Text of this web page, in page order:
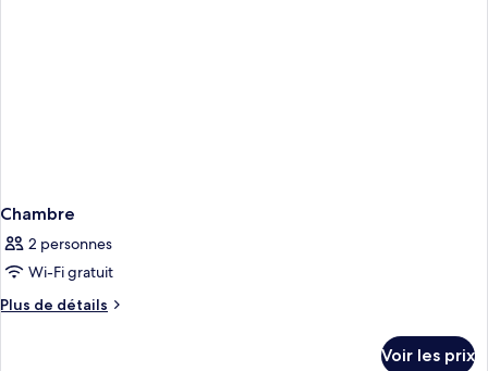
Chambre
2 personnes
Wi-Fi gratuit
Plus de détails
Plus
Voir les prix